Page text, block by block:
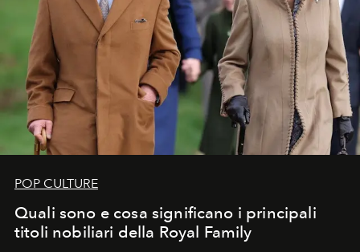
POP CULTURE
Quali sono e cosa significano i principali
titoli nobiliari della Royal Family